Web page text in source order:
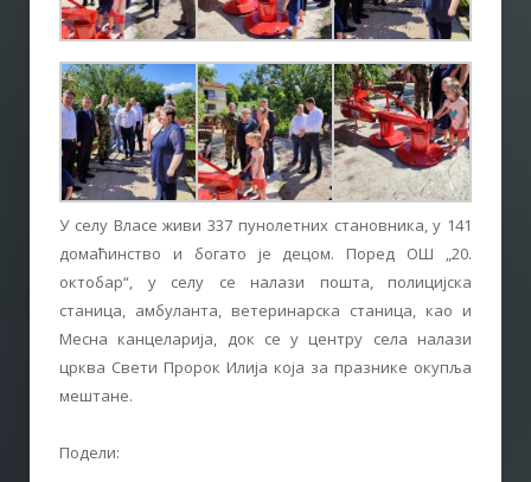
У селу Власе живи 337 пунолетних становника, у 141
домаћинство и богато је децом. Поред ОШ „20.
октобар“, у селу се налази пошта, полицијска
станица, амбуланта, ветеринарска станица, као и
Mесна канцеларија, док се у центру села налази
црква Свети Пророк Илија која за празнике окупља
мештане.
Подели: